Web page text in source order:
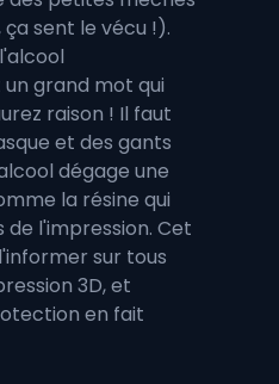
sent le vécu !).
grand mot qui
raison ! Il faut
et des gants
dégage une
la résine qui
l'impression. Cet
sur tous
3D, et
en fait